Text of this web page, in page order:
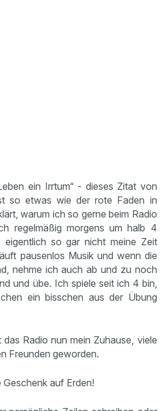
ein Irrtum“ - dieses Zitat von
so etwas wie der rote Faden in
warum ich so gerne beim Radio
regelmäßig morgens um halb 4
eigentlich so gar nicht meine Zeit
pausenlos Musik und wenn die
nehme ich auch ab und zu noch
und übe. Ich spiele seit ich 4 bin,
ein bisschen aus der Übung
das Radio nun mein Zuhause, viele
Freunden geworden.
auf Erden!